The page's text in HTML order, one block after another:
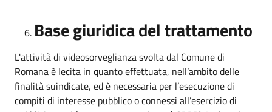
Base giuridica del trattamento
L'attività di videosorveglianza svolta dal Comune di
Romana è lecita in quanto effettuata, nell’ambito delle
finalità suindicate, ed è necessaria per l’esecuzione di
compiti di interesse pubblico o connessi all’esercizio di